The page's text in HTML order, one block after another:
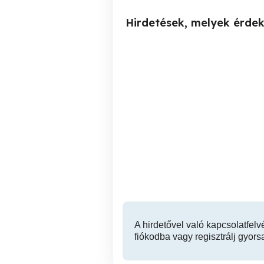
Hirdetések, melyek
A hirdetővel való
fiókodba vagy regisztrálj